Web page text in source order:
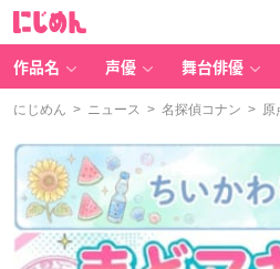
作品名 声優 舞台俳優
にじめん > ニュース > 名探偵コナン > 原